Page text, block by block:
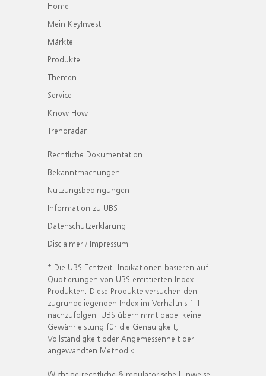
Home
Mein KeyInvest
Märkte
Produkte
Themen
Service
Know How
Trendradar
Rechtliche Dokumentation
Bekanntmachungen
Nutzungsbedingungen
Information zu UBS
Datenschutzerklärung
Disclaimer / Impressum
* Die UBS Echtzeit- Indikationen basieren auf
Quotierungen von UBS emittierten Index-
Produkten. Diese Produkte versuchen den
zugrundeliegenden Index im Verhältnis 1:1
nachzufolgen. UBS übernimmt dabei keine
Gewährleistung für die Genauigkeit,
Vollständigkeit oder Angemessenheit der
angewandten Methodik.